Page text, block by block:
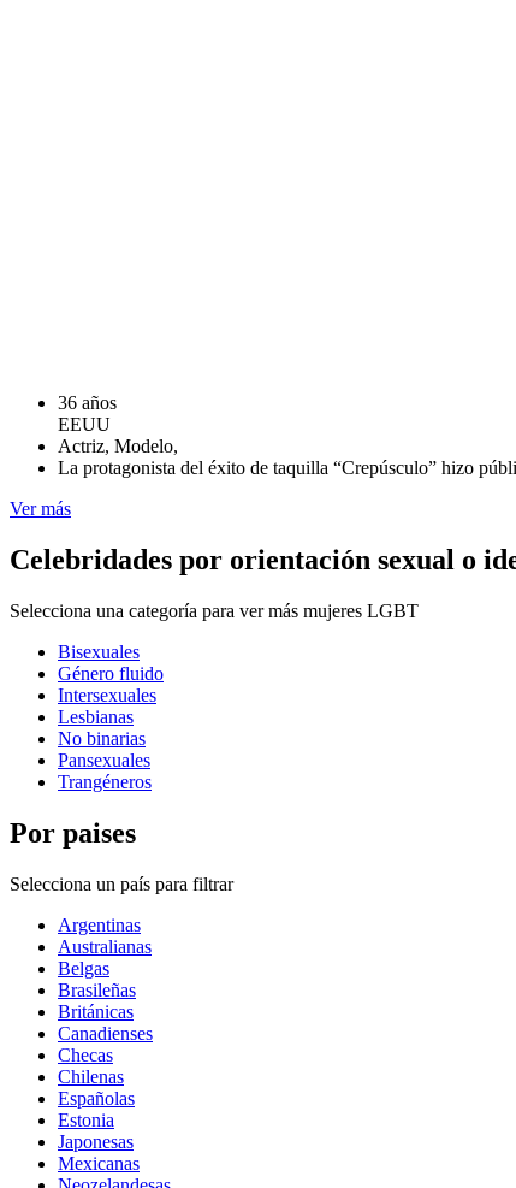
36 años
EEUU
Actriz, Modelo,
La protagonista del éxito de taquilla “Crepúsculo” hizo
Ver más
Celebridades por orientación sexual o
Selecciona una categoría para ver más mujeres LGBT
Bisexuales
Género fluido
Intersexuales
Lesbianas
No binarias
Pansexuales
Trangéneros
Por paises
Selecciona un país para filtrar
Argentinas
Australianas
Belgas
Brasileñas
Británicas
Canadienses
Checas
Chilenas
Españolas
Estonia
Japonesas
Mexicanas